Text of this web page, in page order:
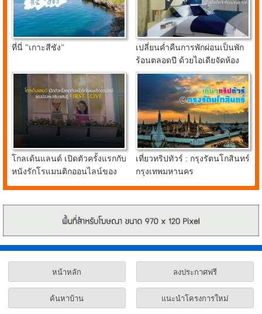
ที่นี่ "เกาะสีชัง"
เปลี่ยนค่ำคืนการพักผ่อนเป็นพัก
ร้อนตลอดปี ด้วยไอเดียจัดห้อง
นอนสุดคูลจาก อินเด็กซ์ ลิฟวิ่ง
โกลเด้นแลนด์ เปิดตัวครั้งแรกกับ
หนังรักโรแมนติกออนไลน์ของ
น้องหมาชิบะแสนรู้ FIRST
เที่ยวทริปทัวร์ : กรุงรัตนโกสินทร์
กรุงเทพมหานคร
หน้าหลัก ลงประกาศฟรี
ค้นหาบ้าน แนะนำโครงการใหม่